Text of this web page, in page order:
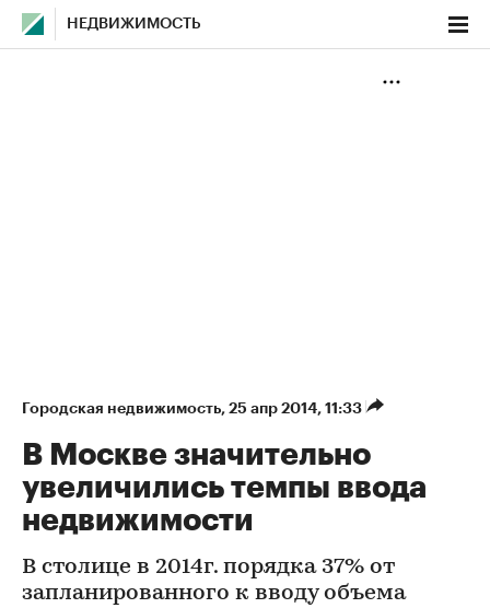
НЕДВИЖИМОСТЬ
Городская недвижимость⁠, 25 апр 2014, 11:33
В Москве значительно
увеличились темпы ввода
недвижимости
В столице в 2014г. порядка 37% от
запланированного к вводу объема